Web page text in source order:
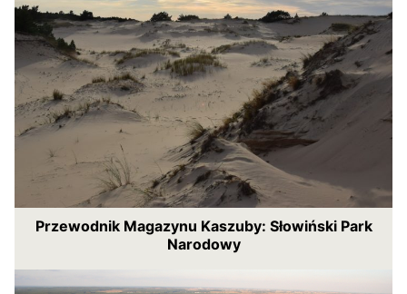
Przewodnik Magazynu Kaszuby: Słowiński Park
Narodowy